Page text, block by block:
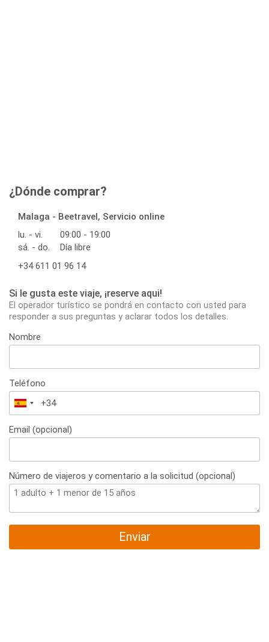
¿Dónde comprar?
Malaga - Beetravel, Servicio online
lu. - vi.
09:00 - 19:00
sá. - do.
Día libre
+34 611 01 96 14
Si le gusta este viaje, ¡reserve aqui!
El operador turístico se pondrá en contacto con usted para
responder a sus preguntas y aclarar todos los detalles.
Nombre
Teléfono
España
+34
Email (opcional)
Número de viajeros y comentario a la solicitud (opcional)
Enviar